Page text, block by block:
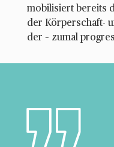
mobilisiert bereits
der Körperschaft-
der – zumal